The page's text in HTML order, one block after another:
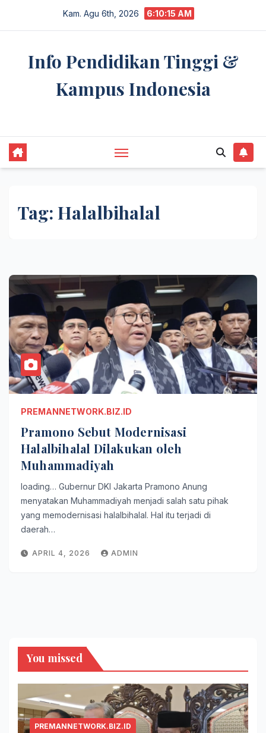
Kam. Agu 6th, 2026 6:10:15 AM
Info Pendidikan Tinggi &
Kampus Indonesia
Tag: Halalbihalal
PREMANNETWORK.BIZ.ID
Pramono Sebut Modernisasi
Halalbihalal Dilakukan oleh
Muhammadiyah
loading… Gubernur DKI Jakarta Pramono Anung
menyatakan Muhammadiyah menjadi salah satu pihak
yang memodernisasi halalbihalal. Hal itu terjadi di
daerah…
APRIL 4, 2026 ADMIN
You missed
PREMANNETWORK.BIZ.ID